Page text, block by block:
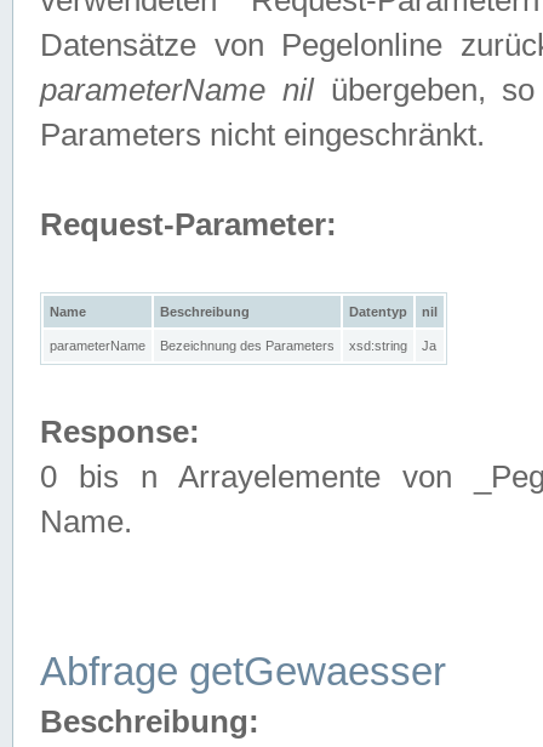
Datensätze von Pegelonline
parameterName nilübergeben, so
Parameters nicht eingeschränkt.
Request-Parameter:
Name Beschreibung Datentyp nil
parameterName Bezeichnung des Parameters xsd:string Ja
Response:
0 bis n Arrayelemente von
Name.
Abfrage getGewaesser
Beschreibung: